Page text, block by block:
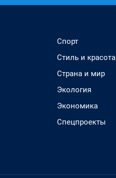
Спорт
Стиль и красота
Страна и мир
Экология
Экономика
Спецпроекты